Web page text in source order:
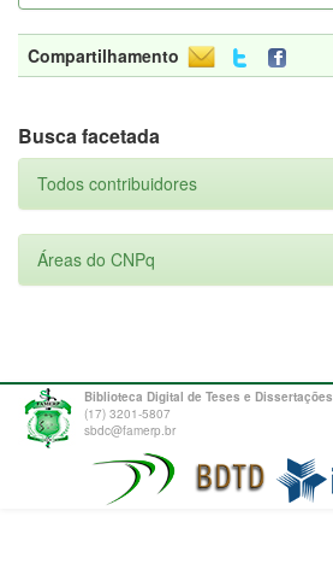
Compartilhamento
Busca facetada
Todos contribuidores
Áreas do CNPq
Biblioteca Digital de Teses e Dissertações
(17) 3201-5807
sbdc@famerp.br